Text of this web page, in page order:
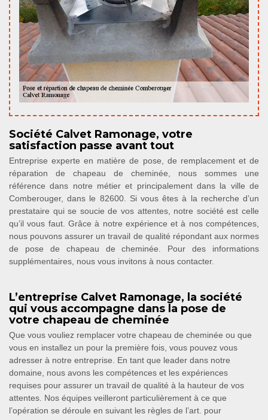
Société Calvet Ramonage, votre
satisfaction passe avant tout
Entreprise experte en matière de pose, de remplacement et de
réparation de chapeau de cheminée, nous sommes une
référence dans notre métier et principalement dans la ville de
Comberouger, dans le 82600. Si vous êtes à la recherche d’un
prestataire qui se soucie de vos attentes, notre société est celle
qu’il vous faut. Grâce à notre expérience et à nos compétences,
nous pouvons assurer un travail de qualité répondant aux normes
de pose de chapeau de cheminée. Pour des informations
supplémentaires, nous vous invitons à nous contacter.
L’entreprise Calvet Ramonage, la société
qui vous accompagne dans la pose de
votre chapeau de cheminée
Que vous vouliez remplacer votre chapeau de cheminée ou que
vous en installez un pour la première fois, vous pouvez vous
adresser à notre entreprise. En tant que leader dans notre
domaine, nous avons les compétences et les expériences
requises pour assurer un travail de qualité à la hauteur de vos
attentes. Nos équipes veilleront particulièrement à ce que
l’opération se déroule en suivant les règles de l’art. pour